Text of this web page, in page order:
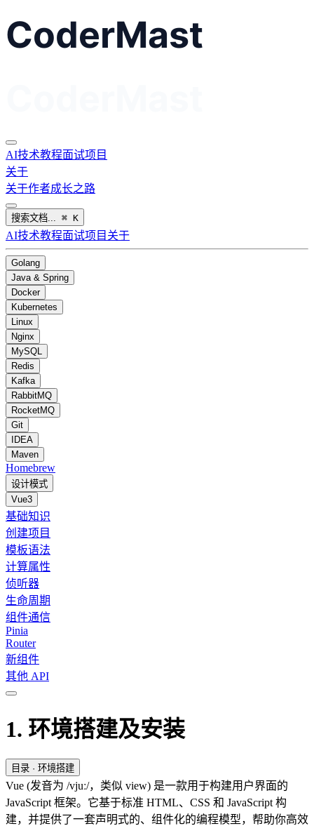
AI技术教程面试项目
关于
关于作者成长之路
搜索文档... ⌘ K
AI技术教程面试项目 关于
Golang
Java & Spring
Docker
Kubernetes
Linux
Nginx
MySQL
Redis
Kafka
RabbitMQ
RocketMQ
Git
IDEA
Maven
Homebrew
设计模式
Vue3
基础知识
创建项目
模板语法
计算属性
侦听器
生命周期
组件通信
Pinia
Router
新组件
其他 API
1. 环境搭建及安装
目录 · 环境搭建
Vue (发音为 /vjuː/，类似 view) 是一款用于构建用户界面的
JavaScript 框架。它基于标准 HTML、CSS 和 JavaScript 构
建，并提供了一套声明式的、组件化的编程模型，帮助你高效